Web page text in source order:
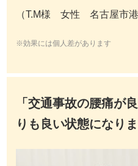
（T.M様 女性 名古屋市
※効果には個人差があります
「交通事故の腰痛が
りも良い状態になりま